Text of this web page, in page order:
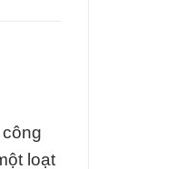
loạt